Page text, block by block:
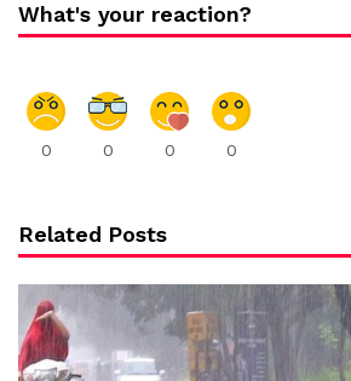
What's your reaction?
0 0 0 0
Related Posts